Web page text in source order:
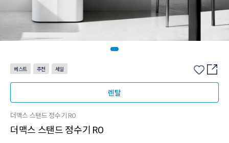
베스트 추천 세일
렌탈
더맥스 스탠드 정수기 RO
더맥스 스탠드 정수기 RO